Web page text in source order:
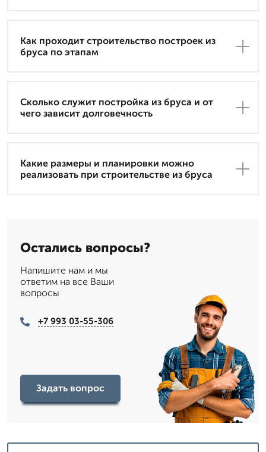
Как проходит строительство построек из
бруса по этапам
Сколько служит постройка из бруса и от
чего зависит долговечность
Какие размеры и планировки можно
реализовать при строительстве из бруса
Остались вопросы?
Напишите нам и мы
ответим на все Ваши
вопросы
+7 993 03-55-306
Задать вопрос